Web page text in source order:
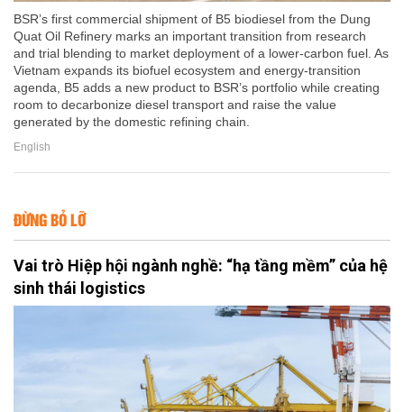
BSR’s first commercial shipment of B5 biodiesel from the Dung
Quat Oil Refinery marks an important transition from research
and trial blending to market deployment of a lower-carbon fuel. As
Vietnam expands its biofuel ecosystem and energy-transition
agenda, B5 adds a new product to BSR’s portfolio while creating
room to decarbonize diesel transport and raise the value
generated by the domestic refining chain.
English
ĐỪNG BỎ LỠ
Vai trò Hiệp hội ngành nghề: “hạ tầng mềm” của hệ
sinh thái logistics